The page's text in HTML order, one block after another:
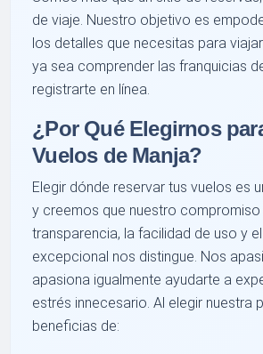
de viaje. Nuestro objetivo es
los detalles que necesitas para
ya sea comprender las franquicias
registrarte en línea.
¿Por Qué Elegirnos
Vuelos de Manja?
Elegir dónde reservar tus vuelos es
y creemos que nuestro
transparencia, la facilidad de uso y
excepcional nos distingue. Nos
apasiona igualmente ayudarte a
estrés innecesario. Al elegir nuestra
beneficias de: